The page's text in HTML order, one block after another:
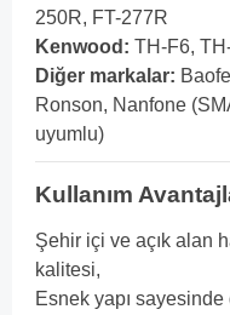
250R, FT-277R
Kenwood: TH-F6,
Diğer markalar:
Ronson, Nanfone
uyumlu)
Kullanım
Şehir içi ve açık alan
kalitesi,
Esnek yapı